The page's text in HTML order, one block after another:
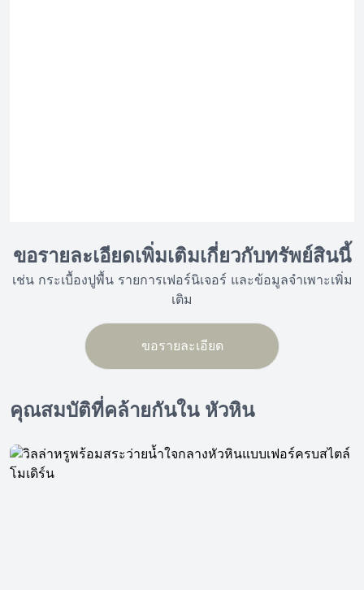
ขอรายละเอียดเพิ่มเติมเกี่ยวกับทรัพย์สินนี้
เช่น กระเบื้องปูพื้น รายการเฟอร์นิเจอร์ และข้อมูลจำเพาะเพิ่ม
เติม
ขอรายละเอียด
คุณสมบัติที่คล้ายกันใน หัวหิน